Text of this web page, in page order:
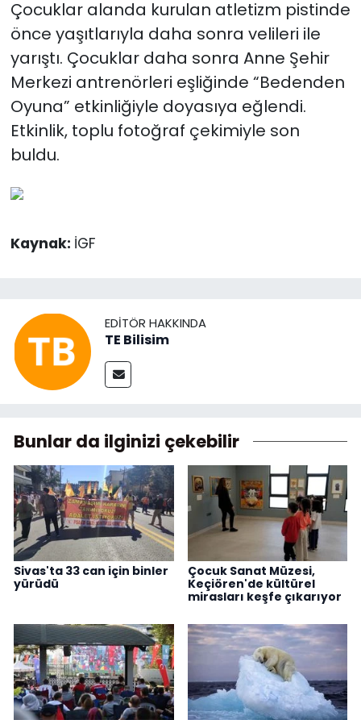
Çocuklar alanda kurulan atletizm pistinde
önce yaşıtlarıyla daha sonra velileri ile
yarıştı. Çocuklar daha sonra Anne Şehir
Merkezi antrenörleri eşliğinde “Bedenden
Oyuna” etkinliğiyle doyasıya eğlendi.
Etkinlik, toplu fotoğraf çekimiyle son
buldu.
Kaynak: İGF
EDITÖR HAKKINDA
TE Bilisim
Bunlar da ilginizi çekebilir
Sivas'ta 33 can için binler
yürüdü
Çocuk Sanat Müzesi,
Keçiören'de kültürel
mirasları keşfe çıkarıyor